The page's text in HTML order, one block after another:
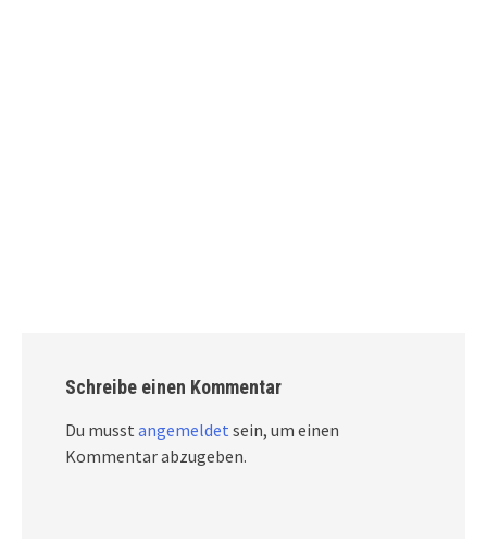
Schreibe einen Kommentar
Du musst angemeldet sein, um einen
Kommentar abzugeben.